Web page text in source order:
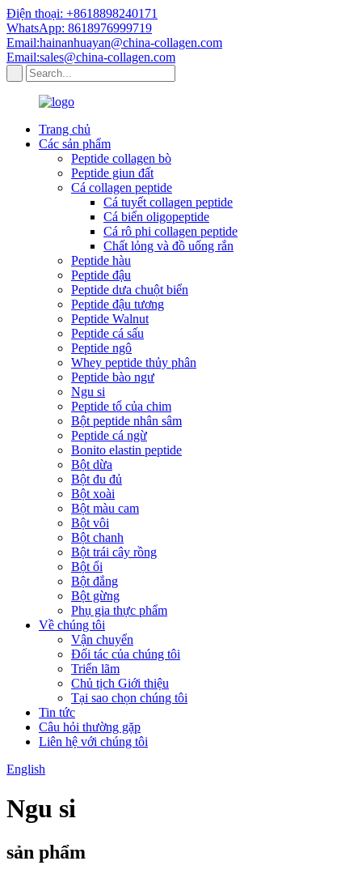
Điện thoại: +8618898240171
WhatsApp: 8618976999719
Email:hainanhuayan@china-collagen.com
Email:sales@china-collagen.com
Trang chủ
Các sản phẩm
Peptide collagen bò
Peptide giun đất
Cá collagen peptide
Cá tuyết collagen peptide
Cá biển oligopeptide
Cá rô phi collagen peptide
Chất lỏng và đồ uống rắn
Peptide hàu
Peptide đậu
Peptide dưa chuột biển
Peptide đậu tương
Peptide Walnut
Peptide cá sấu
Peptide ngô
Whey peptide thủy phân
Peptide bào ngư
Ngu si
Peptide tổ của chim
Bột peptide nhân sâm
Peptide cá ngừ
Bonito elastin peptide
Bột dừa
Bột đu đủ
Bột xoài
Bột màu cam
Bột vôi
Bột chanh
Bột trái cây rồng
Bột ổi
Bột đắng
Bột gừng
Phụ gia thực phẩm
Về chúng tôi
Vận chuyển
Đối tác của chúng tôi
Triển lãm
Chủ tịch Giới thiệu
Tại sao chọn chúng tôi
Tin tức
Câu hỏi thường gặp
Liên hệ với chúng tôi
English
Ngu si
sản phẩm